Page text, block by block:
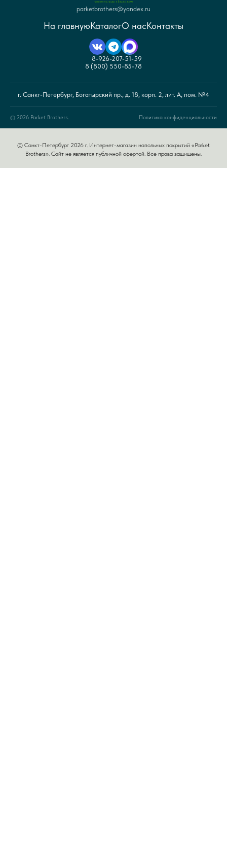
parketbrothers@yandex.ru
На главнуюКаталогО насКонтакты
8-926-207-51-59
8 (800) 550-85-78
г. Санкт-Петербург, Богатырский пр., д. 18, корп. 2, лит. А, пом. №4
© 2026 Parket Brothers. Политика конфиденциальности
© Санкт-Петербург 2026 г. Интернет-магазин напольных покрытий «Parket
Brothers». Сайт не является публичной офертой. Все права защищены.